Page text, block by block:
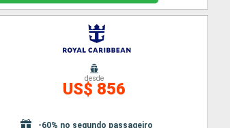
desde
US$ 856
-60% no segundo passageiro